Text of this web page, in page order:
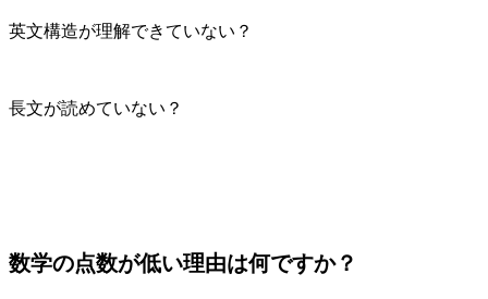
英文構造が理解できていない？
長文が読めていない？
数学の点数が低い理由は何ですか？